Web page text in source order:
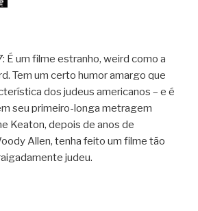
5.0 stars
: É um filme estranho, weird como a
Tem um certo humor amargo que
dos judeus americanos – e é
seu primeiro-longa metragem
Keaton, depois de anos de
Allen, tenha feito um filme tão
judeu.